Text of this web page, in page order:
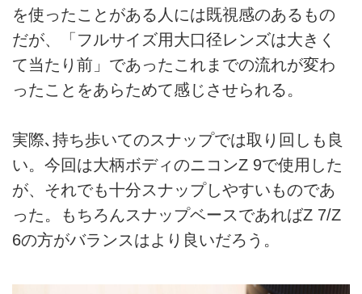
を使ったことがある人には既視感のあるもの
だが、「フルサイズ用大口径レンズは大きく
て当たり前」であったこれまでの流れが変わ
ったことをあらためて感じさせられる。
実際､持ち歩いてのスナップでは取り回しも良
い。今回は大柄ボディのニコンZ 9で使用した
が、それでも十分スナップしやすいものであ
った。もちろんスナップベースであればZ 7/Z
6の方がバランスはより良いだろう。